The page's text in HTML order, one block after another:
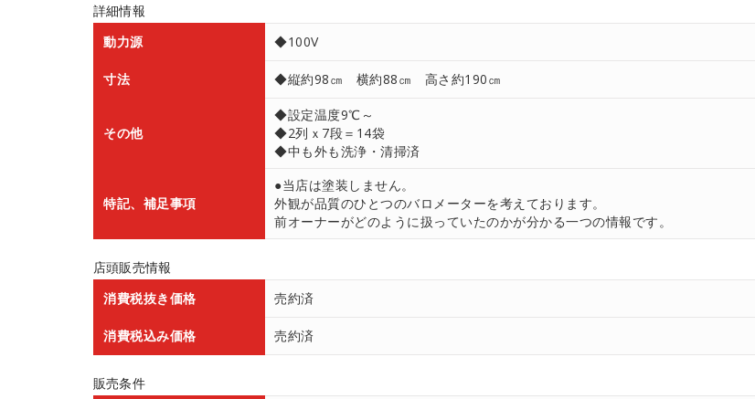
詳細情報
動力源
◆100V
寸法 ◆縦約98㎝ 横約88㎝ 高さ約190㎝
その他
◆設定温度9℃～
◆2列ｘ7段＝14袋
◆中も外も洗浄・清掃済
特記、補足事項
●当店は塗装しません。
外観が品質のひとつのバロメーターを考えております。
前オーナーがどのように扱っていたのかが分かる一つの情報です。
店頭販売情報
消費税抜き価格
売約済
消費税込み価格 売約済
販売条件